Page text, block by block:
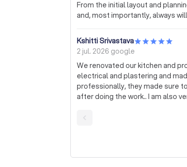
volgende klus vraag ik hen weer!
From the initial layout and
and, most importantly, always
The team on site was really
available to answer questions
based in south holland and I’m
ceiling. However they have
suitable solution. I hope I can continue to count on them for any future questions or concerns.
My bathroom was completed
whenever I've reached out with questions. I recommend Pro Data
for reliable, high-quality
Kshitti Srivastava
2 jul. 2026 google
We renovated our kitchen and
electrical and plastering and made it
professionally, they made sure
after doing the work.. I am also very happy with Varesh and Cheryl, they were very proactive in